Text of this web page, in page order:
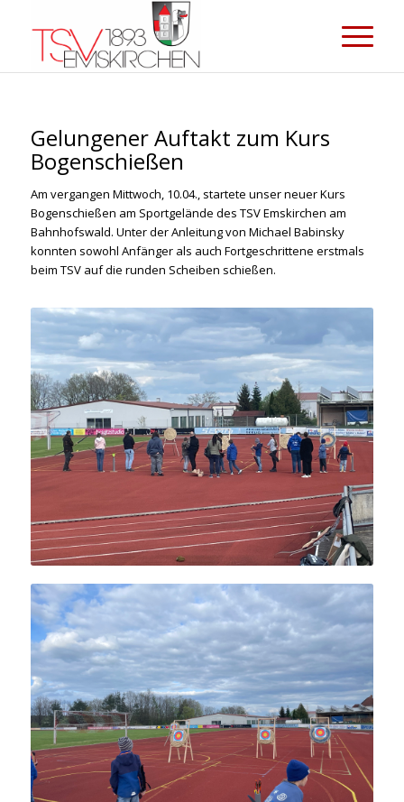
Gelungener Auftakt zum Kurs
Bogenschießen
Am vergangen Mittwoch, 10.04., startete unser neuer Kurs
Bogenschießen am Sportgelände des TSV Emskirchen am
Bahnhofswald. Unter der Anleitung von Michael Babinsky
konnten sowohl Anfänger als auch Fortgeschrittene erstmals
beim TSV auf die runden Scheiben schießen.